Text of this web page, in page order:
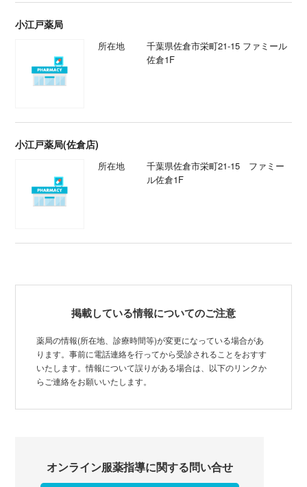
小江戸薬局
所在地
千葉県佐倉市栄町21-15 ファミール
佐倉1F
小江戸薬局(佐倉店)
所在地
千葉県佐倉市栄町21-15 ファミー
ル佐倉1F
掲載している情報についてのご注意
薬局の情報(所在地、診療時間等)が変更になっている場合があ
ります。事前に電話連絡を行ってから受診されることをおすす
いたします。情報について誤りがある場合は、以下のリンクか
らご連絡をお願いいたします。
オンライン服薬指導に関する問い合せ